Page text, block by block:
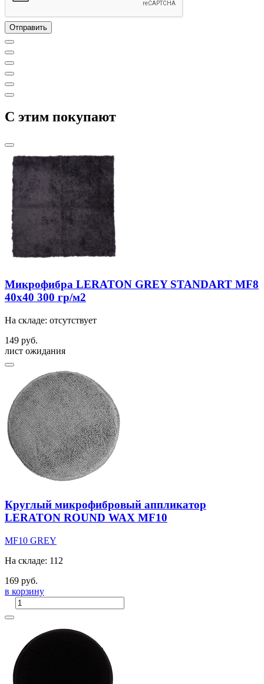
C этим покупают
Микрофибра LERATON GREY STANDART MF8
40x40 300 гр/м2
На складе: отсутствует
149 руб.
лист ожидания
Круглый микрофибровый аппликатор
LERATON ROUND WAX MF10
MF10 GREY
На складе: 112
169 руб.
в корзину